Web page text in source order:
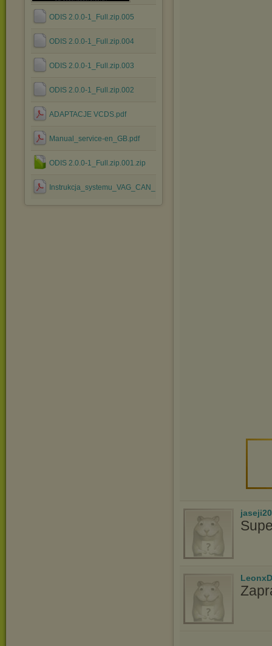
ODIS 2.0.0-1_Full.zip.005
ODIS 2.0.0-1_Full.zip.004
ODIS 2.0.0-1_Full.zip.003
ODIS 2.0.0-1_Full.zip.002
ADAPTACJE VCDS.pdf
Manual_service-en_GB.pdf
ODIS 2.0.0-1_Full.zip.001.zip
Instrukcja_systemu_VAG_CAN_PROFESSIONAL.pdf